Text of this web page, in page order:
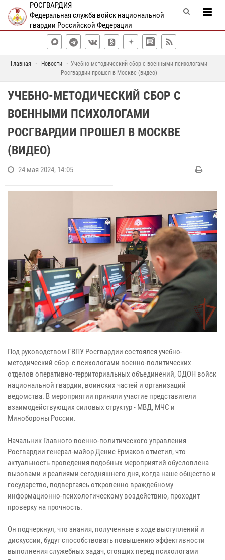
РОСГВАРДИЯ
Федеральная служба войск национальной
гвардии Российской Федерации
Главная Новости
Учебно-методический сбор с военными психологами
Росгвардии прошел в Москве (видео)
УЧЕБНО-МЕТОДИЧЕСКИЙ СБОР С
ВОЕННЫМИ ПСИХОЛОГАМИ
РОСГВАРДИИ ПРОШЕЛ В МОСКВЕ
(ВИДЕО)
24 мая 2024, 14:05
Под руководством ГВПУ Росгвардии состоялся учебно-
методический сбор с психологами военно-политических
отделов оперативно-территориальных объединений, ОДОН войск
национальной гвардии, воинских частей и организаций
ведомства. В мероприятии приняли участие представители
взаимодействующих силовых структур - МВД, МЧС и
Минобороны России.
Начальник Главного военно-политического управления
Росгвардии генерал-майор Денис Ермаков отметил, что
актуальность проведения подобных мероприятий обусловлена
вызовами и реалиями сегодняшнего дня, когда наше общество и
государство, подвергаясь откровенно враждебному
информационно-психологическому воздействию, проходит
проверку на прочность.
Он подчеркнул, что знания, полученные в ходе выступлений и
дискуссии, будут способствовать повышению эффективности
выполнения служебных задач, стоящих перед психологами